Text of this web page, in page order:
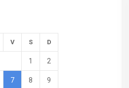
V S D
1 2
7 8 9